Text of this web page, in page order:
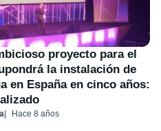
proyecto para el
la instalación de
en España en cinco años:
Hace 8 años